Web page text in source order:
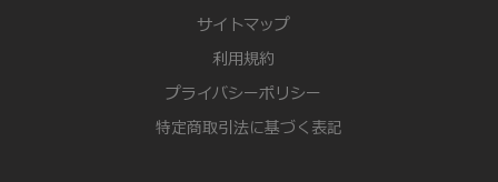
サイトマップ
利用規約
プライバシーポリシー
特定商取引法に基づく表記